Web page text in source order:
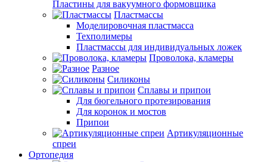
Пластины для вакуумного формовщика
Пластмассы
Моделировочная пластмасса
Техполимеры
Пластмассы для индивидуальных ложек
Проволока, кламеры
Разное
Силиконы
Сплавы и припои
Для бюгельного протезирования
Для коронок и мостов
Припои
Артикуляционные
спреи
Ортопедия